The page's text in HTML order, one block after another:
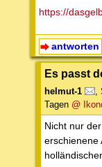
https://
antworten
Es passt
helmut-1 ,
Tagen @
Nicht nur
erschienene